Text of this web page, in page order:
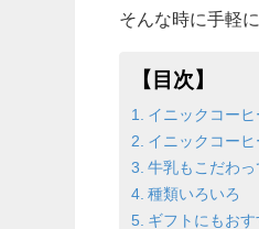
そんな時に手軽
【目次】
イニックコーヒ
イニックコーヒ
牛乳もこだわ
種類いろいろ
ギフトにもおす